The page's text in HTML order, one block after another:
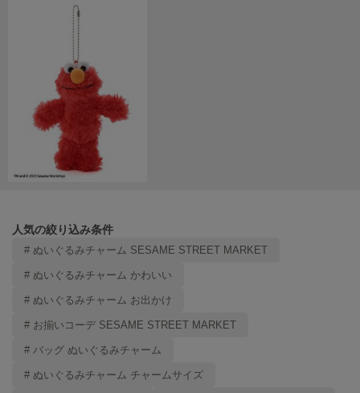
LILY BROWN Lingerie
リリーブラウンランジェリー
LITTLE UNION TOKYO
リトルユニオン トウキョウ
made of Organics
メイドオブオーガニクス
ミースロエ
ミーエスミーム
Mila Owen
ミラオーウェン
MOIGE
人気の絞り込み条件
# ぬいぐるみチャーム SESAME STREET MARKET
# ぬいぐるみチャーム かわいい
# ぬいぐるみチャーム お出かけ
# お揃いコーデ SESAME STREET MARKET
# バッグ ぬいぐるみチャーム
# ぬいぐるみチャーム チャームサイズ